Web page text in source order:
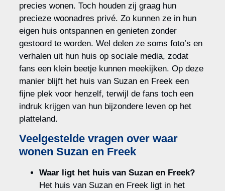
precies wonen. Toch houden zij graag hun
precieze woonadres privé. Zo kunnen ze in hun
eigen huis ontspannen en genieten zonder
gestoord te worden. Wel delen ze soms foto’s en
verhalen uit hun huis op sociale media, zodat
fans een klein beetje kunnen meekijken. Op deze
manier blijft het huis van Suzan en Freek een
fijne plek voor henzelf, terwijl de fans toch een
indruk krijgen van hun bijzondere leven op het
platteland.
Veelgestelde vragen over waar
wonen Suzan en Freek
Waar ligt het huis van Suzan en Freek?
Het huis van Suzan en Freek ligt in het